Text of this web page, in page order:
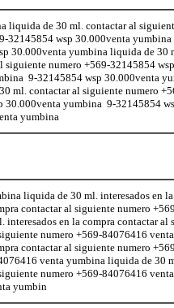
liquida de 30 ml. contactar al
32145854 wsp 30.000venta
30.000venta yumbina liquida de 30
numero +569-32145854
9-32145854 wsp 30.000venta
ml. contactar al siguiente numero
30.000venta yumbina 9-32145854
yumbina
liquida de 30 ml. interesados en
contactar al siguiente numero
en la compra contactar
numero +569-84076416
contactar al siguiente numero
venta yumbina liquida de 30
numero +569-84076416
yumbin